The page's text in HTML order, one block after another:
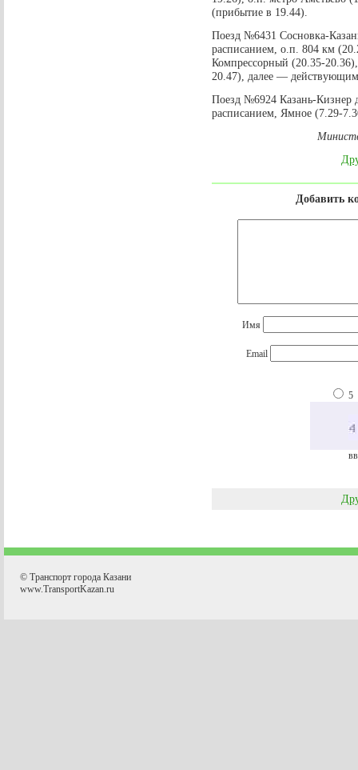
(прибытие в 19.44).
Поезд №6431 Сосновка-
расписанием, о.п. 804 км
Компрессорный (20.35-
20.47), далее —
Поезд №6924 Казань-Кизнер
расписанием, Ямное (7.29-
Добавить
Имя
Email
5
© Транспорт города Казани
www.TransportKazan.ru